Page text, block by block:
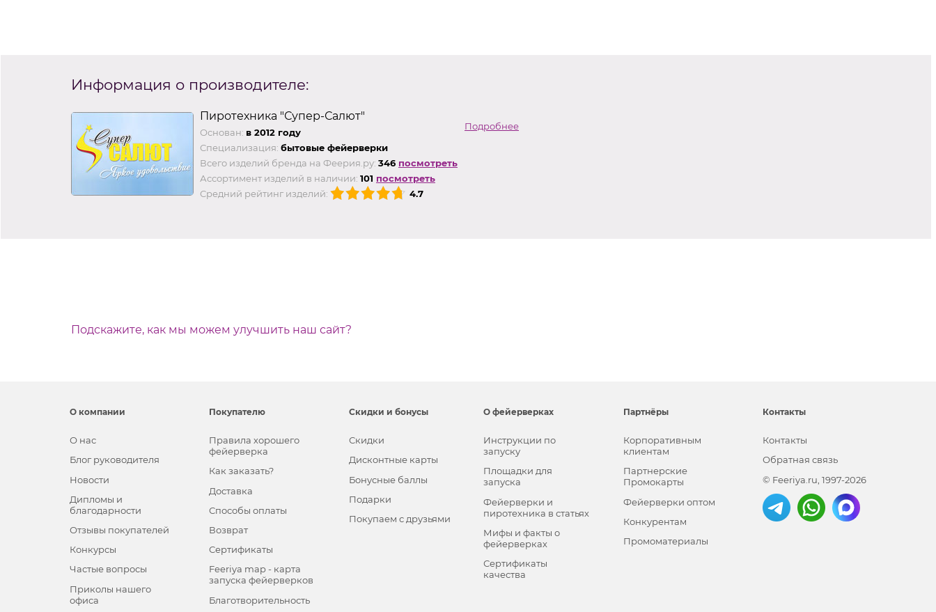
Информация о производителе:
Пиротехника "Супер-Салют"
Основан: в 2012 году
Специализация: бытовые фейерверки
Всего изделий бренда на Феерия.ру: 346 посмотреть
Ассортимент изделий в наличии: 101 посмотреть
Средний рейтинг изделий:
4.7
Подробнее
Подскажите, как мы можем улучшить наш сайт?
О компании
О нас
Блог руководителя
Новости
Дипломы и
благодарности
Отзывы покупателей
Конкурсы
Частые вопросы
Приколы нашего
офиса
Покупателю
Правила хорошего
фейерверка
Как заказать?
Доставка
Способы оплаты
Возврат
Сертификаты
Feeriya map - карта
запуска фейерверков
Благотворительность
Скидки и бонусы
Скидки
Дисконтные карты
Бонусные баллы
Подарки
Покупаем с друзьями
О фейерверках
Инструкции по
запуску
Площадки для
запуска
Фейерверки и
пиротехника в статьях
Мифы и факты о
фейерверках
Сертификаты
качества
Партнёры
Корпоративным
клиентам
Партнерские
Промокарты
Фейерверки оптом
Конкурентам
Промоматериалы
Контакты
Контакты
Обратная связь
© Feeriya.ru, 1997-2026